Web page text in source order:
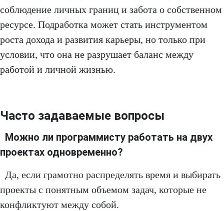
соблюдение личных границ и забота о собственном
ресурсе. Подработка может стать инструментом
роста дохода и развития карьеры, но только при
условии, что она не разрушает баланс между
работой и личной жизнью.
Часто задаваемые вопросы
Можно ли программисту работать на двух
проектах одновременно?
Да, если грамотно распределять время и выбирать
проекты с понятным объемом задач, которые не
конфликтуют между собой.